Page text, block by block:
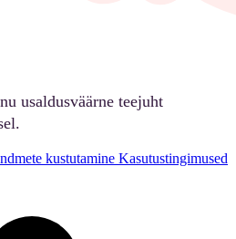
usaldusväärne teejuht
kustutamine Kasutustingimused